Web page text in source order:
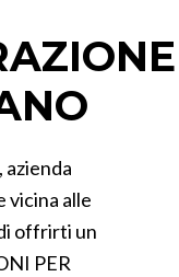
vicina alle
offrirti un
PER